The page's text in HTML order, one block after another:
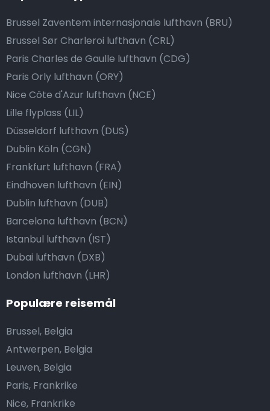
Brussel Zaventem internasjonale lufthavn (BRU)
Brussel Sør Charleroi lufthavn (CRL)
Paris Charles de Gaulle lufthavn (CDG)
Paris Orly lufthavn (ORY)
Nice Côte d'Azur lufthavn (NCE)
Lille flyplass (LIL)
Düsseldorf lufthavn (DUS)
Dublin Köln (CGN)
Frankfurt lufthavn (FRA)
Eindhoven lufthavn (EIN)
Dublin lufthavn (DUB)
Barcelona lufthavn (BCN)
Istanbul lufthavn (IST)
Dubai lufthavn (DXB)
London lufthavn (LHR)
Populære reisemål
Brussel, Belgia
Antwerpen, Belgia
Leuven, Belgia
Paris, Frankrike
Nice, Frankrike